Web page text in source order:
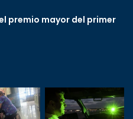
premio mayor del primer